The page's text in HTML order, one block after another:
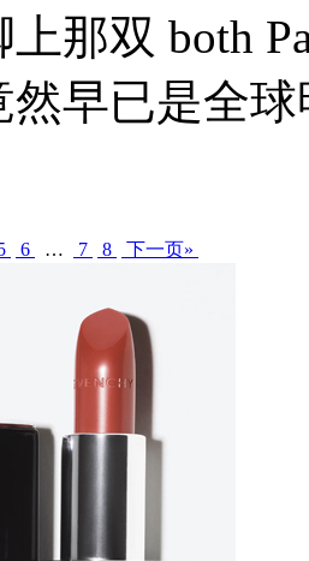
那双 both
然早已是全
6 … 7 8 下一页»